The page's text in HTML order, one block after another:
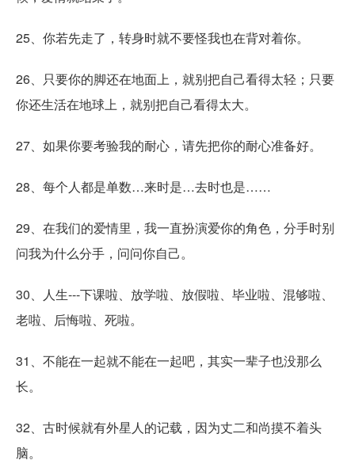
25、你若先走了，转身时就不要怪我也在背对着你。
26、只要你的脚还在地面上，就别把自己看得太轻；只要
你还生活在地球上，就别把自己看得太大。
27、如果你要考验我的耐心，请先把你的耐心准备好。
28、每个人都是单数…来时是…去时也是……
29、在我们的爱情里，我一直扮演爱你的角色，分手时别
问我为什么分手，问问你自己。
30、人生---下课啦、放学啦、放假啦、毕业啦、混够啦、
老啦、后悔啦、死啦。
31、不能在一起就不能在一起吧，其实一辈子也没那么
长。
32、古时候就有外星人的记载，因为丈二和尚摸不着头
脑。